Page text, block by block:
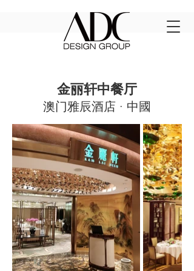
金丽轩中餐厅
澳门雅辰酒店 · 中國